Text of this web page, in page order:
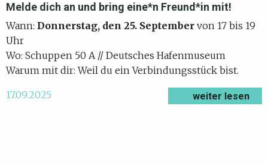
Melde dich an und bring eine*n Freund*in mit!
Wann: Donnerstag, den 25. September von 17 bis 19
Uhr
Wo: Schuppen 50 A // Deutsches Hafenmuseum
Warum mit dir: Weil du ein Verbindungsstück bist.
17.09.2025 weiter lesen